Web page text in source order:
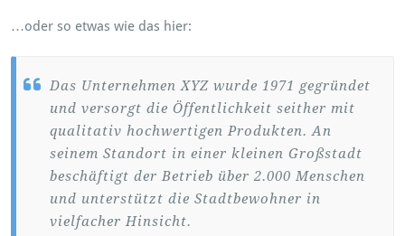
…oder so etwas wie das hier:
Das Unternehmen XYZ wurde 1971 gegründet
und versorgt die Öffentlichkeit seither mit
qualitativ hochwertigen Produkten. An
seinem Standort in einer kleinen Großstadt
beschäftigt der Betrieb über 2.000 Menschen
und unterstützt die Stadtbewohner in
vielfacher Hinsicht.